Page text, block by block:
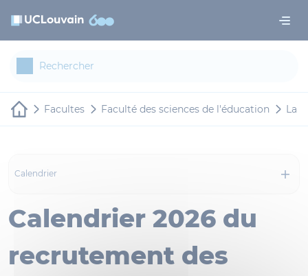
Facultes Faculté des sciences de l'éducation La
Calendrier
Calendrier 2026 du
recrutement des